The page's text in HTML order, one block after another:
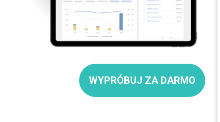
WYPRÓBUJ ZA DARMO